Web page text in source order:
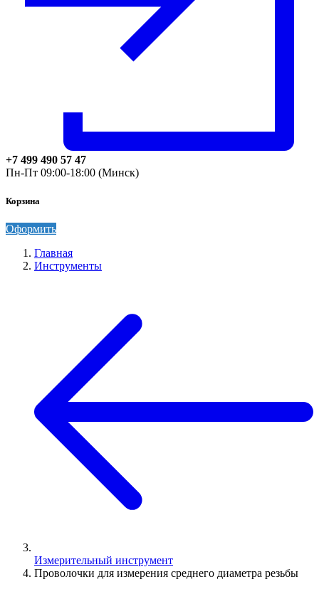
+7 499 490 57 47
Пн-Пт 09:00-18:00 (Минск)
Корзина
Оформить
Главная
Инструменты
Измерительный инструмент
Проволочки для измерения среднего диаметра резьбы